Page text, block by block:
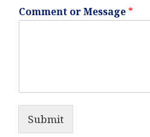
Comment or Message *
Submit